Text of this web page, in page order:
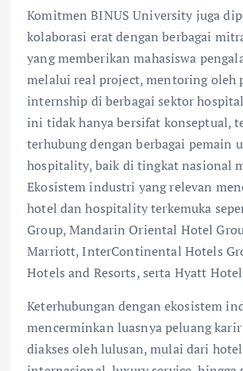
Komitmen BINUS University juga
kolaborasi erat dengan berbagai
yang memberikan mahasiswa
melalui real project, mentoring oleh
internship di berbagai sektor
ini tidak hanya bersifat konseptual,
terhubung dengan berbagai pemain
hospitality, baik di tingkat nasional
Ekosistem industri yang relevan
hotel dan hospitality terkemuka
Group, Mandarin Oriental Hotel
Marriott, InterContinental Hotels
Hotels and Resorts, serta Hyatt
Keterhubungan dengan ekosistem
mencerminkan luasnya peluang
diakses oleh lulusan, mulai dari